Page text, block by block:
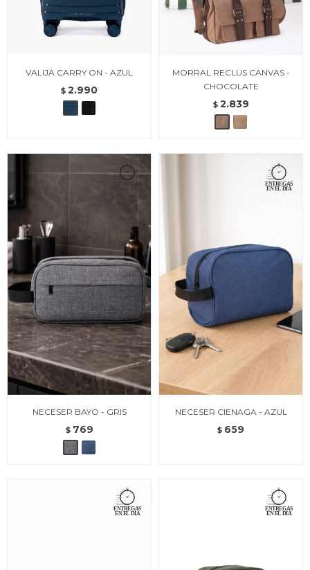
VALIJA CARRY ON - AZUL
$ 2.990
MORRAL RECLUS CANVAS -
CHOCOLATE
$ 2.839
NECESER BAYO - GRIS
$ 769
NECESER CIENAGA - AZUL
$ 659